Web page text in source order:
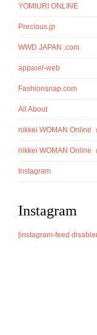
YOMIURI ONLINE
Precious.jp
WWD JAPAN .com
apparel-web
Fashionsnap.com
All About
nikkei WOMAN Online
nikkei WOMAN Online
Instagram
Instagram
[instagram-feed